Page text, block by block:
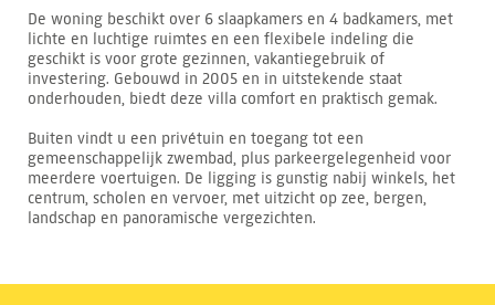
De woning beschikt over 6 slaapkamers en 4 badkamers, met
lichte en luchtige ruimtes en een flexibele indeling die
geschikt is voor grote gezinnen, vakantiegebruik of
investering. Gebouwd in 2005 en in uitstekende staat
onderhouden, biedt deze villa comfort en praktisch gemak.
Buiten vindt u een privétuin en toegang tot een
gemeenschappelijk zwembad, plus parkeergelegenheid voor
meerdere voertuigen. De ligging is gunstig nabij winkels, het
centrum, scholen en vervoer, met uitzicht op zee, bergen,
landschap en panoramische vergezichten.